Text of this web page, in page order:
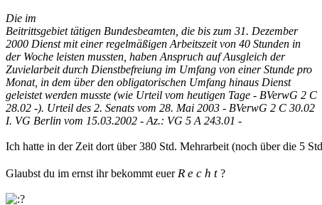
Die im
Beitrittsgebiet tätigen Bundesbeamten, die bis zum 31. Dezember
2000 Dienst mit einer regelmäßigen Arbeitszeit von 40 Stunden in
der Woche leisten mussten, haben Anspruch auf Ausgleich der
Zuvielarbeit durch Dienstbefreiung im Umfang von einer Stunde pro
Monat, in dem über den obligatorischen Umfang hinaus Dienst
geleistet werden musste (wie Urteil vom heutigen Tage - BVerwG 2 C
28.02 -). Urteil des 2. Senats vom 28. Mai 2003 - BVerwG 2 C 30.02
I. VG Berlin vom 15.03.2002 - Az.: VG 5 A 243.01 -
Ich hatte in der Zeit dort über 380 Std. Mehrarbeit (noch über die 5
Glaubst du im ernst ihr bekommt euerR e c h t ?